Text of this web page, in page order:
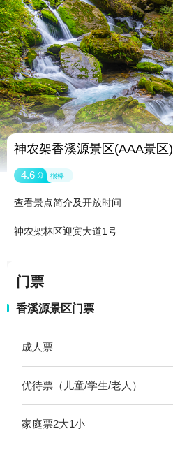
神农架香溪源景区(AAA景区)
4.6 分 很棒
查看景点简介及开放时间
神农架林区迎宾大道1号
门票
香溪源景区门票
成人票
优待票（儿童/学生/老人）
家庭票2大1小
